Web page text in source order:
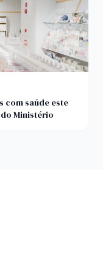
com saúde este
Ministério